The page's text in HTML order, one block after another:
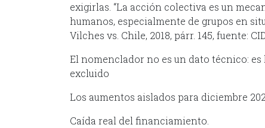
exigirlas. “La acción colectiva es un
humanos, especialmente de grupos en
Vilches vs. Chile, 2018, párr. 145, fuente:
El nomenclador no es un dato técnico:
excluido
Los aumentos aislados para diciembre
Caída real del financiamiento.